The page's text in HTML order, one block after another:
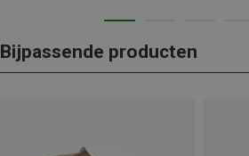
Bijpassende producten